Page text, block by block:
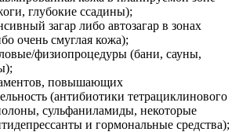
глубокие ссадины);
загар либо автозагар в зонах
очень смуглая кожа);
физиопроцедуры (бани, сауны,
повышающих
(антибиотики тетрациклинового
сульфаниламиды, некоторые
и гормональные средства);